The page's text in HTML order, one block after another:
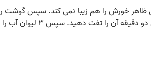
خورش را هم زیبا نمی‌ کند. سپس گوشت
تغییر کرد و حالت سرخ شده پیدا کرد، آب